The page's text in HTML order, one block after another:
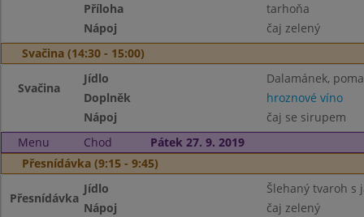
Příloha
tarhoňa
Nápoj
čaj zelený
Svačina (14:30 - 15:00)
Svačina
Jídlo
Dalamánek,
Doplněk
hroznové víno
Nápoj
čaj se sirupem
Menu
Chod
Pátek 27. 9. 2019
Přesnídávka (9:15 - 9:45)
Přesnídávka
Jídlo
Šlehaný tvaroh s
Nápoj
čaj zelený